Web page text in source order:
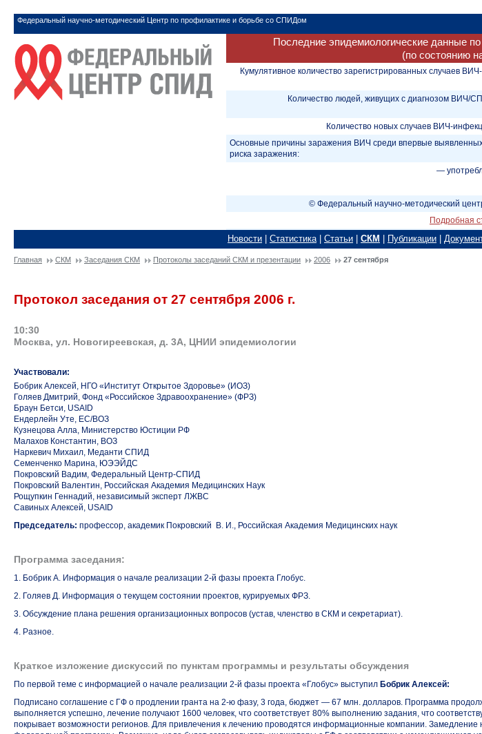
Федеральный научно-методический Центр по профилактике и борьбе со СПИДом
Последние эпидемиологические данные
(по состоянию
Кумулятивное количество зарегистрированных случаев
Количество людей, живущих с диагнозом ВИЧ/
Количество новых случаев ВИЧ-
Основные причины заражения ВИЧ среди впервые
риска заражения:
—
© Федеральный научно-методический
Подробная
Новости Статистика| Статьи СКМ Публикации
Главная СКМ Заседания СКМ Протоколы заседаний СКМ и презентации 2006 27 сентября
Протокол заседания от 27 сентября 2006 г.
10:30
Москва, ул. Новогиреевская, д. 3А, ЦНИИ эпидемиологии
Участвовали:
Бобрик Алексей, НГО «Институт Открытое Здоровье» (ИОЗ)
Голяев Дмитрий, Фонд «Российское Здравоохранение» (ФРЗ)
Браун Бетси, USAID
Ендерлейн Уте, ЕС/ВОЗ
Кузнецова Алла, Министерство Юстиции РФ
Малахов Константин, ВОЗ
Наркевич Михаил, Меданти СПИД
Семенченко Марина, ЮЭЭЙДС
Покровский Вадим, Федеральный Центр-СПИД
Покровский Валентин, Российская Академия Медицинских Наук
Рощупкин Геннадий, независимый эксперт ЛЖВС
Савиных Алексей, USAID
Председатель: профессор, академик Покровский В. И., Российская Академия Медицинских наук
Программа заседания:
1. Бобрик А. Информация о начале реализации 2-й фазы проекта Глобус.
2. Голяев Д. Информация о текущем состоянии проектов, курируемых ФРЗ.
3. Обсуждение плана решения организационных вопросов (устав, членство в СКМ и секретариат).
4. Разное.
Краткое изложение дискуссий по пунктам программы и результаты обсуждения
По первой теме с информацией о начале реализации 2-й фазы проекта «Глобус» выступил Бобрик Алексей:
Подписано соглашение с ГФ о продлении гранта на 2-ю фазу, 3 года, бюджет — 67 млн. долларов. Программа
выполняется успешно, лечение получают 1600 человек, что соответствует 80% выполнению задания, что
покрывает возможности регионов. Для привлечения к лечению проводятся информационные компании. Замедление